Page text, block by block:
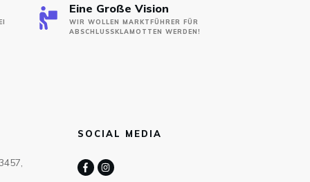
Eine Große Vision
WIR WOLLEN MARKTFÜHRER FÜR
ABSCHLUSSKLAMOTTEN WERDEN!
SOCIAL MEDIA